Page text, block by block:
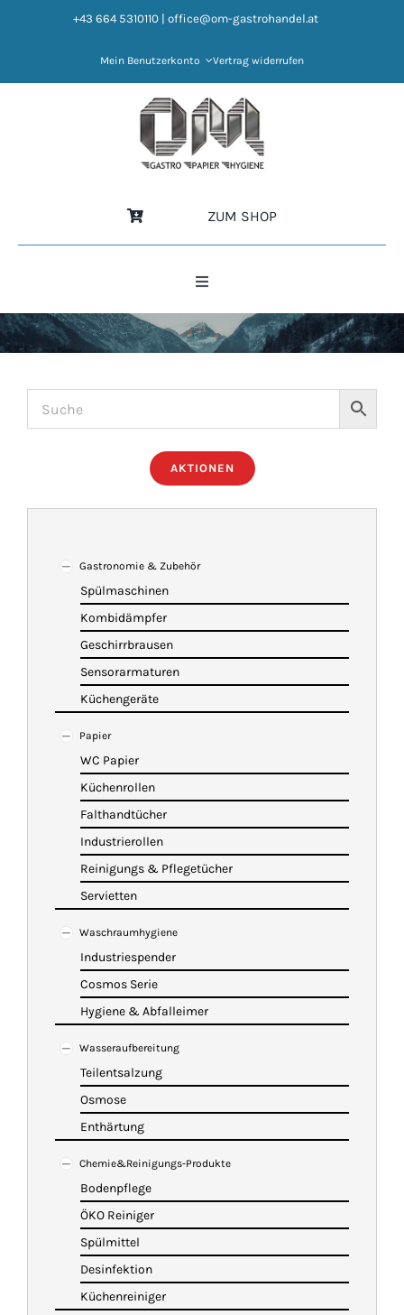
+43 664 5310110 office@om-gastrohandel.at
Mein Benutzerkonto Vertrag widerrufen
ZUM SHOP
Toggle
HOME
NEWS
IMBISSANHÄNGER
KATALOG
WARENKORB
AKTIONEN
Gastronomie & Zubehör
Spülmaschinen
Kombidämpfer
Geschirrbrausen
Sensorarmaturen
Küchengeräte
Papier
WC Papier
Küchenrollen
Falthandtücher
Industrierollen
Reinigungs & Pflegetücher
Servietten
Waschraumhygiene
Industriespender
Cosmos Serie
Hygiene & Abfalleimer
Wasseraufbereitung
Teilentsalzung
Osmose
Enthärtung
Chemie&Reinigungs-Produkte
Bodenpflege
ÖKO Reiniger
Spülmittel
Desinfektion
Küchenreiniger